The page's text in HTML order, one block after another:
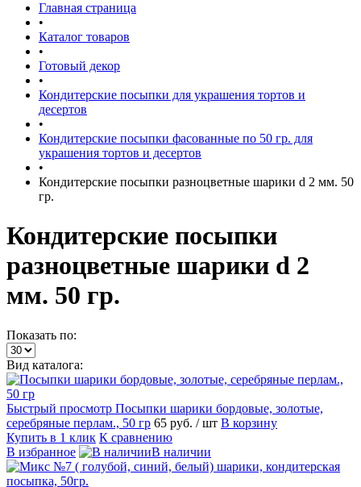
Главная страница
•
Каталог товаров
•
Готовый декор
•
Кондитерские посыпки для украшения тортов и
десертов
•
Кондитерские посыпки фасованные по 50 гр. для
украшения тортов и десертов
•
Кондитерские посыпки разноцветные шарики d 2 мм. 50
гр.
Кондитерские посыпки
разноцветные шарики d 2
мм. 50 гр.
Показать по:
Вид каталога:
Быстрый просмотр Посыпки шарики бордовые, золотые,
серебряные перлам., 50 гр 65 руб. / шт В корзину
Купить в 1 клик К сравнению
В избранное
В наличии